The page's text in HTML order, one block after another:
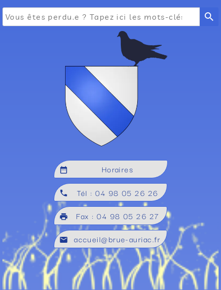
search
date_range Horaires
local_phone Tél : 04 98 05 26 26
local_printshop Fax : 04 98 05 26 27
mail accueil@brue-auriac.fr